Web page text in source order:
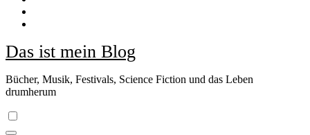
Das ist mein Blog
Bücher, Musik, Festivals, Science Fiction und das Leben
drumherum